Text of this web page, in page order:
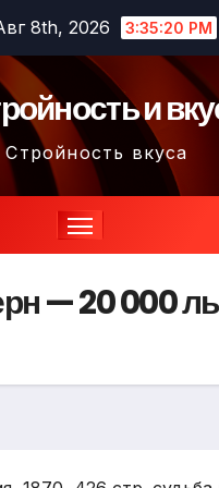
8th, 2026 3:35:21 PM
и
Стройность вкуса
— 20 000